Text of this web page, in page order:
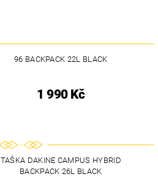
96 BACKPACK 22L BLACK
1 990 Kč
TAŠKA DAKINE CAMPUS HYBRID
BACKPACK 26L BLACK